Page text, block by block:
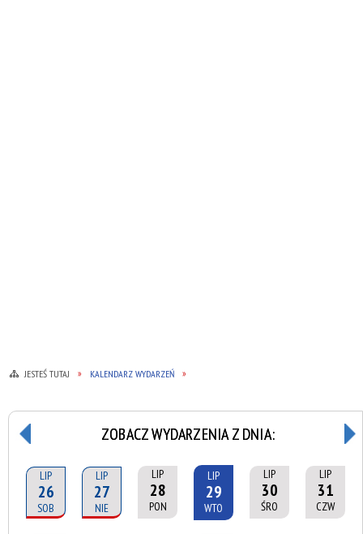
JESTEŚ TUTAJ KALENDARZ WYDARZEŃ
ZOBACZ WYDARZENIA Z DNIA:
LIP
26
SOB
LIP
27
NIE
LIP
28
PON
LIP
29
WTO
LIP
30
ŚRO
LIP
31
CZW